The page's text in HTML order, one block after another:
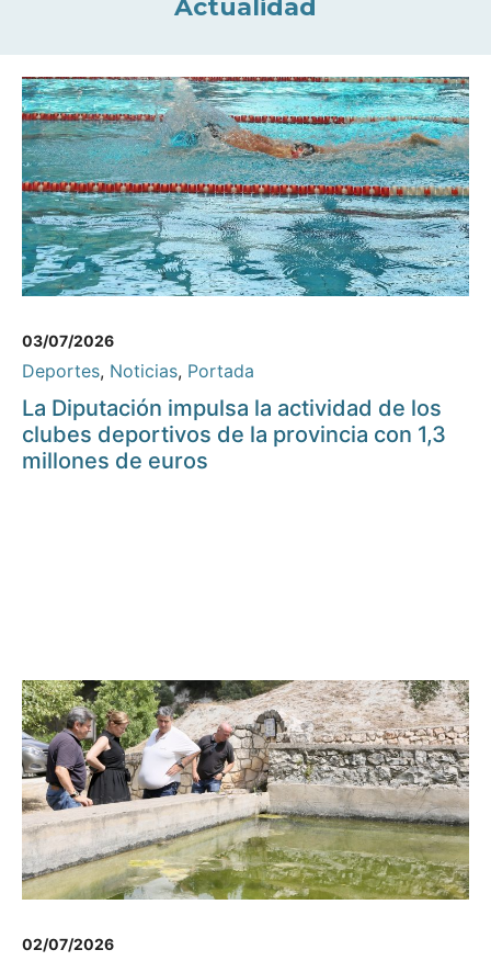
Actualidad
03/07/2026
Deportes, Noticias, Portada
La Diputación impulsa la actividad de los
clubes deportivos de la provincia con 1,3
millones de euros
02/07/2026